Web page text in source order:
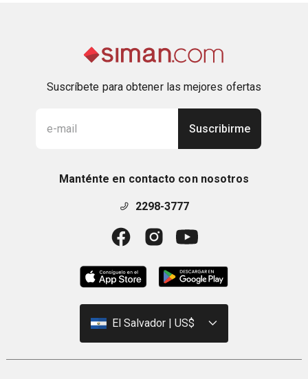
Suscríbete para obtener las mejores ofertas
Suscribirme
Manténte en contacto con nosotros
2298-3777
El Salvador | US$